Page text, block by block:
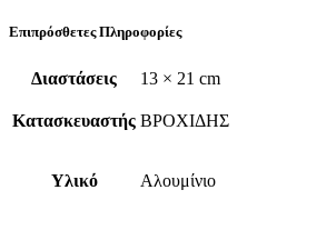
Επιπρόσθετες Πληροφορίες
Διαστάσεις 13 × 21 cm
Κατασκευαστής ΒΡΟΧΙΔΗΣ
Υλικό Αλουμίνιο